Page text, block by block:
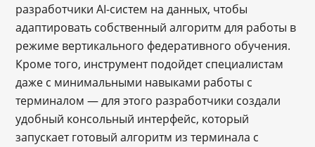
разработчики AI-систем на данных, чтобы
адаптировать собственный алгоритм для работы в
режиме вертикального федеративного обучения.
Кроме того, инструмент подойдет специалистам
даже с минимальными навыками работы с
терминалом — для этого разработчики создали
удобный консольный интерфейс, который
запускает готовый алгоритм из терминала с